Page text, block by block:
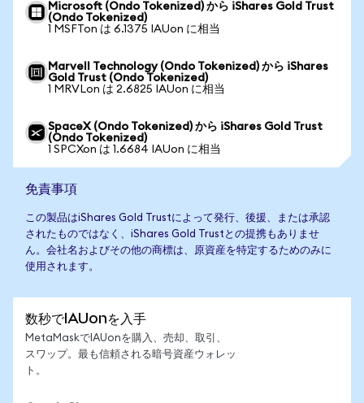
Microsoft (Ondo Tokenized) から iShares Gold Trust
(Ondo Tokenized)
1 MSFTon は 6.1375 IAUon に相当
Marvell Technology (Ondo Tokenized) から iShares
Gold Trust (Ondo Tokenized)
1 MRVLon は 2.6825 IAUon に相当
SpaceX (Ondo Tokenized) から iShares Gold Trust
(Ondo Tokenized)
1 SPCXon は 1.6684 IAUon に相当
免責事項
この製品はiShares Gold Trustによって発行、後援、または承認
されたものではなく、iShares Gold Trustとの提携もありませ
ん。会社名およびその他の商標は、原資産を特定するためのみに
使用されます。
数秒でIAUonを入手
MetaMaskでIAUonを購入、売却、取引、
スワップ。最も信頼される暗号資産ウォレッ
ト。